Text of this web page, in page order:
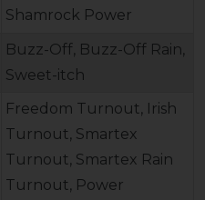
Shamrock Power
Buzz-Off, Buzz-Off Rain,
Sweet-itch
Freedom Turnout, Irish
Turnout, Smartex
Turnout, Smartex Rain
Turnout, Power